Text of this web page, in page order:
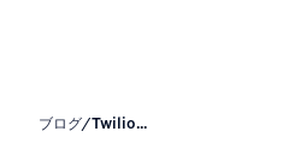
ブログ/ Twilio...